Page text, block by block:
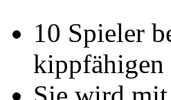
10 Spieler